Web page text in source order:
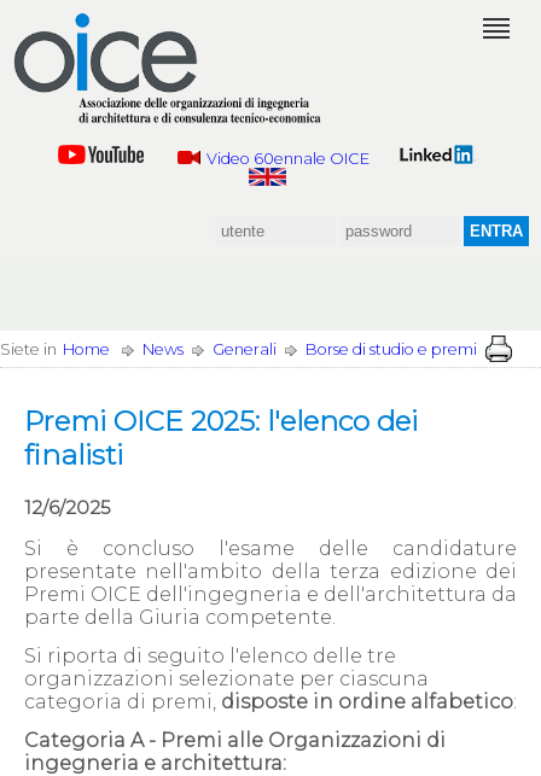
Video 60ennale OICE
Siete in Home News Generali Borse di studio e premi
Premi OICE 2025: l'elenco dei
finalisti
12/6/2025
Si è concluso l'esame delle candidature
presentate nell'ambito della terza edizione dei
Premi OICE dell'ingegneria e dell'architettura da
parte della Giuria competente.
Si riporta di seguito l'elenco delle tre
organizzazioni selezionate per ciascuna
categoria di premi, disposte in ordine alfabetico:
Categoria A - Premi alle Organizzazioni di
ingegneria e architettura: